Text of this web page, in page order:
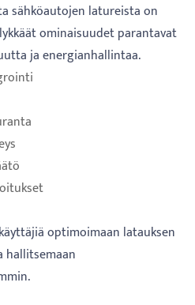
sähköautojen latureista on
ominaisuudet parantavat
ja energianhallintaa.
optimoimaan latauksen
hallitsemaan